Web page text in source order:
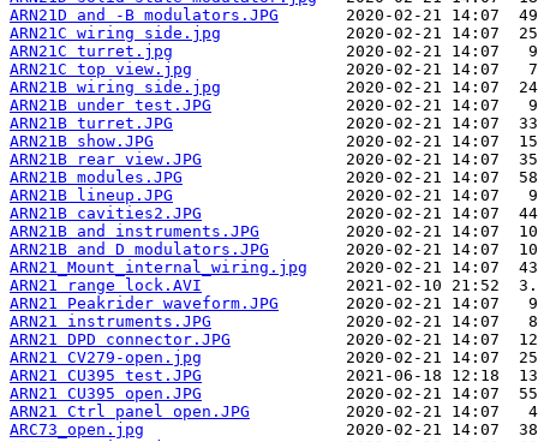
ARN21D and -B modulators.JPG
ARN21C wiring side.jpg
ARN21C turret.jpg
ARN21C top view.jpg
ARN21B wiring side.jpg
ARN21B under test.JPG
ARN21B turret.JPG
ARN21B show.JPG
ARN21B rear view.JPG
ARN21B modules.JPG
ARN21B lineup.JPG
ARN21B cavities2.JPG
ARN21B and instruments.JPG
ARN21B and D modulators.JPG
ARN21_Mount_internal_wiring.jpg
ARN21 range lock.AVI
ARN21 Peakrider waveform.JPG
ARN21 instruments.JPG
ARN21 DPD connector.JPG
ARN21 CV279-open.jpg
ARN21 CU395 test.JPG
ARN21 CU395 open.JPG
ARN21 Ctrl panel open.JPG
ARC73_open.jpg